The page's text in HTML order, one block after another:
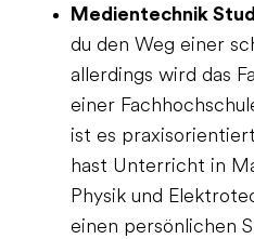
Medientechnik
du den Weg einer
allerdings wird das
einer
ist es
hast Unterricht in
Physik und
einen persönlichen